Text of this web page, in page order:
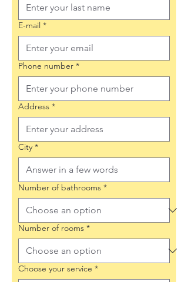
E-mail *
Phone number *
Address *
City *
Number of bathrooms *
Number of rooms *
Choose your service *